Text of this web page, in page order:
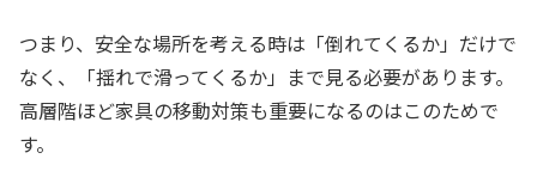
つまり、安全な場所を考える時は「倒れてくるか」だけで
なく、「揺れで滑ってくるか」まで見る必要があります。
高層階ほど家具の移動対策も重要になるのはこのためで
す。